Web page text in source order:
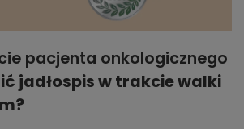
pacjenta onkologicznego
jadłospis w trakcie walki